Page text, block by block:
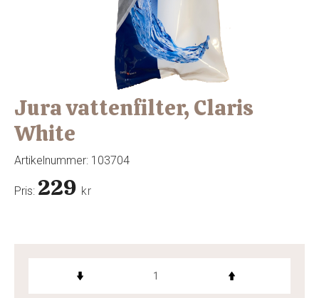
Jura vattenfilter, Claris
White
Artikelnummer: 103704
Pris: 229 kr